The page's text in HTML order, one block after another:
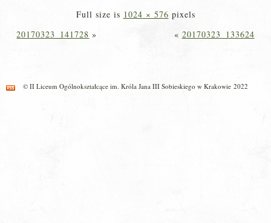
Full size is 1024 × 576 pixels
20170323_141728 » « 20170323_133624
© II Liceum Ogólnokształcące im. Króla Jana III Sobieskiego w Krakowie 2022